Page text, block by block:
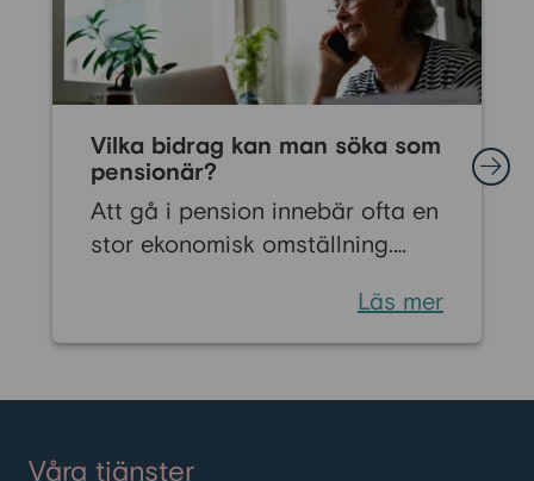
Vilka bidrag kan man söka som
pensionär?
Att gå i pension innebär ofta en
stor ekonomisk omställning.
den regelbundna lönen byts ut
mot pension. Men det finns flera
Läs mer
Våra tjänster